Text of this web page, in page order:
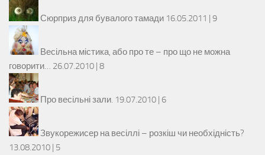
Сюрприз для бувалого тамади 16.05.2011 | 9
Весільна містика, або про те – про що не можна
говорити… 26.07.2010 | 8
Про весільні зали. 19.07.2010 | 6
Звукорежисер на весіллі – розкіш чи необхідність?
13.08.2010 | 5